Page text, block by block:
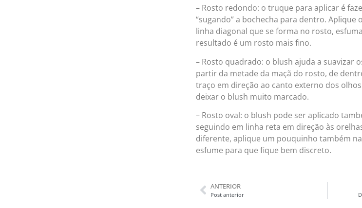
– Rosto redondo: o truque para aplicar é
“sugando” a bochecha para dentro. Aplique
linha diagonal que se forma no rosto,
resultado é um rosto mais fino.
– Rosto quadrado: o blush ajuda a suavizar
partir da metade da maçã do rosto, de
traço em direção ao canto externo dos
deixar o blush muito marcado.
– Rosto oval: o blush pode ser aplicado
seguindo em linha reta em direção às
diferente, aplique um pouquinho também
esfume para que fique bem discreto.
ANTERIOR
Post anterior